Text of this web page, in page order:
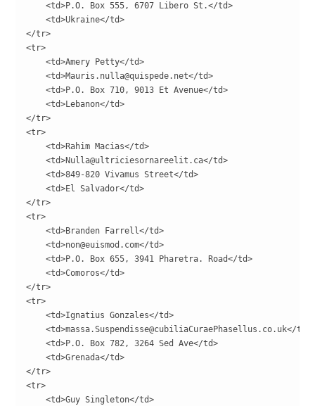
    <td>P.O. Box 555, 6707 Libero St.</td>
    <td>Ukraine</td>
</tr>
<tr>
    <td>Amery Petty</td>
    <td>Mauris.nulla@quispede.net</td>
    <td>P.O. Box 710, 9013 Et Avenue</td>
    <td>Lebanon</td>
</tr>
<tr>
    <td>Rahim Macias</td>
    <td>Nulla@ultriciesornareelit.ca</td>
    <td>849-820 Vivamus Street</td>
    <td>El Salvador</td>
</tr>
<tr>
    <td>Branden Farrell</td>
    <td>non@euismod.com</td>
    <td>P.O. Box 655, 3941 Pharetra. Road</td>
    <td>Comoros</td>
</tr>
<tr>
    <td>Ignatius Gonzales</td>
    <td>massa.Suspendisse@cubiliaCuraePhasellus.co.uk</td>
    <td>P.O. Box 782, 3264 Sed Ave</td>
    <td>Grenada</td>
</tr>
<tr>
    <td>Guy Singleton</td>